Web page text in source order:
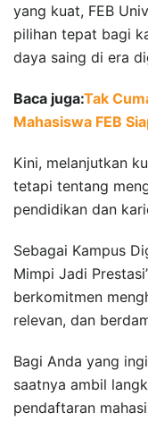
yang kuat, FEB
pilihan tepat bagi
daya saing di era
Baca juga:Tak
Mahasiswa FEB
Kini, melanjutkan
tetapi tentang
pendidikan dan
Sebagai Kampus
Mimpi Jadi
berkomitmen
relevan, dan
Bagi Anda yang
saatnya ambil
pendaftaran